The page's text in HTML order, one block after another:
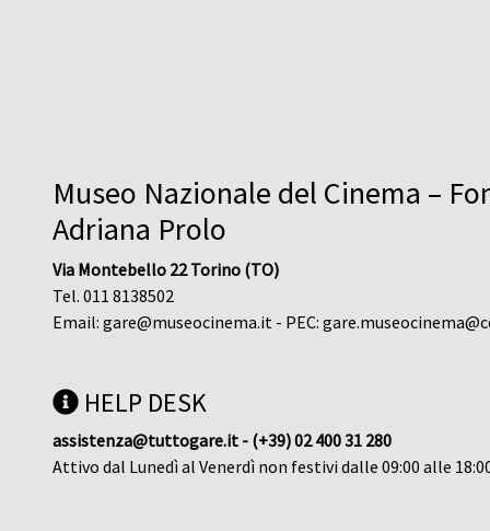
Museo Nazionale del Cinema –
Adriana Prolo
Via Montebello 22 Torino (TO)
Tel. 011 8138502
Email: gare@museocinema.it - PEC:
HELP DESK
assistenza@tuttogare.it - (+39) 02 400 31 280
Attivo dal Lunedì al Venerdì non festivi dalle 09:00 alle